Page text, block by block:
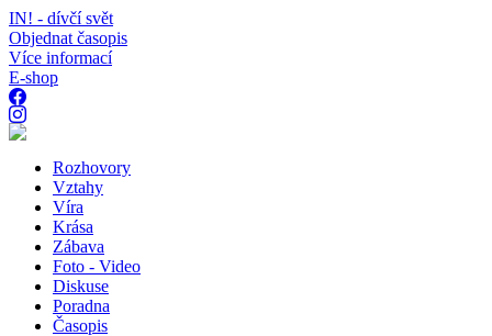
IN! - dívčí svět
Objednat časopis
Více informací
E-shop
Rozhovory
Vztahy
Víra
Krása
Zábava
Foto - Video
Diskuse
Poradna
Časopis